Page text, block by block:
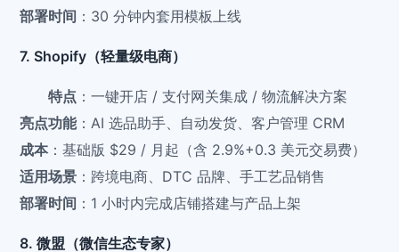
部署时间 ：30 分钟内套用模板上线
7. Shopify（轻量级电商）
特点 ：一键开店 / 支付网关集成 / 物流解决方案
亮点功能：AI 选品助手、自动发货、客户管理 CRM
成本：基础版 $29 / 月起（含 2.9%+0.3 美元交易费）
适用场景 ：跨境电商、DTC 品牌、手工艺品销售
部署时间 ：1 小时内完成店铺搭建与产品上架
8. 微盟（微信生态专家）